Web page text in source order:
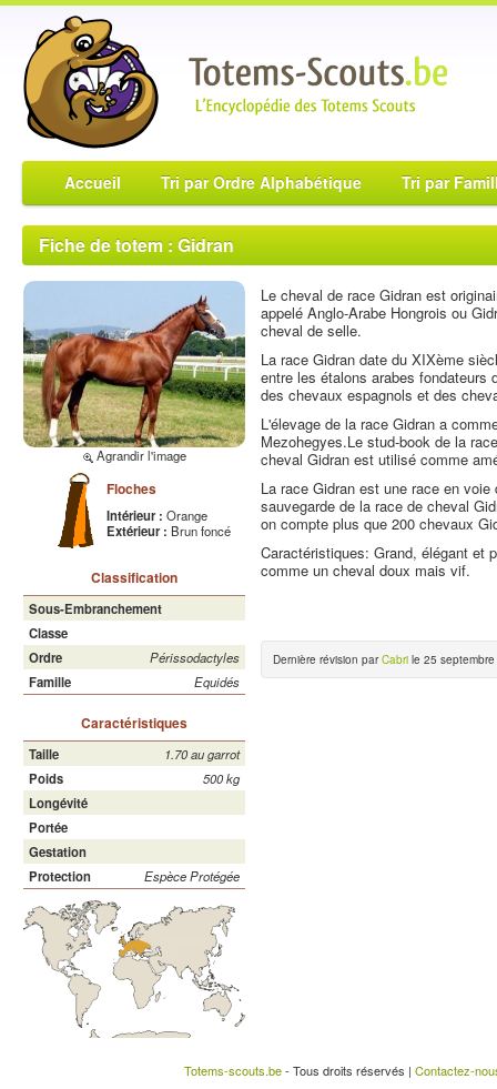
Accueil Tri par Ordre Alphabétique Tri par
Fiche de totem : Gidran
Agrandir l'image
Floches
Intérieur : Orange
Extérieur : Brun foncé
Classification
Sous-Embranchement
Classe
Ordre
Périssodactyles
Famille
Equidés
Caractéristiques
Taille
1.70 au garrot
Poids
500 kg
Longévité
Portée
Gestation
Protection
Espèce Protégée
Le cheval de race Gidran est
appelé Anglo-Arabe Hongrois ou
cheval de selle.
La race Gidran date du XIXème
entre les étalons arabes
des chevaux espagnols et des
L'élevage de la race Gidran a
Mezohegyes.Le stud-book de la
cheval Gidran est utilisé comme
La race Gidran est une race en
sauvegarde de la race de cheval
on compte plus que 200 chevaux
Caractéristiques: Grand, élégant et
comme un cheval doux mais vif.
Dernière révision parCabri le 25
Totems-scouts.be- Tous droits réservés | Contactez-